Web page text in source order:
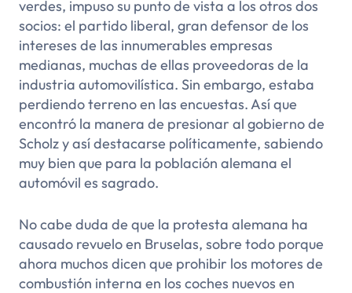
verdes, impuso su punto de vista a los otros dos
socios: el partido liberal, gran defensor de los
intereses de las innumerables empresas
medianas, muchas de ellas proveedoras de la
industria automovilística. Sin embargo, estaba
perdiendo terreno en las encuestas. Así que
encontró la manera de presionar al gobierno de
Scholz y así destacarse políticamente, sabiendo
muy bien que para la población alemana el
automóvil es sagrado.
No cabe duda de que la protesta alemana ha
causado revuelo en Bruselas, sobre todo porque
ahora muchos dicen que prohibir los motores de
combustión interna en los coches nuevos en